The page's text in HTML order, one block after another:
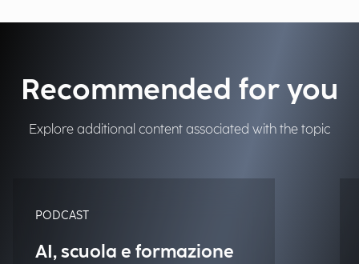
Recommended for you
Explore additional content associated with the topic
PODCAST
AI, scuola e formazione